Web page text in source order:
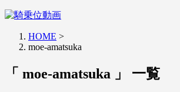
HOME >
moe-amatsuka
「 moe-amatsuka 」 一覧